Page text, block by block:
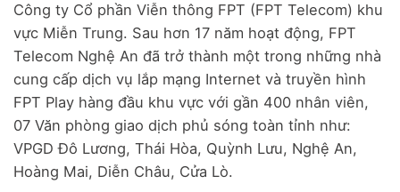
Công ty Cổ phần Viễn thông FPT (FPT Telecom) khu
vực Miễn Trung. Sau hơn 17 năm hoạt động, FPT
Telecom Nghệ An đã trở thành một trong những nhà
cung cấp dịch vụ lắp mạng Internet và truyền hình
FPT Play hàng đầu khu vực với gần 400 nhân viên,
07 Văn phòng giao dịch phủ sóng toàn tỉnh như:
VPGD Đô Lương, Thái Hòa, Quỳnh Lưu, Nghệ An,
Hoàng Mai, Diễn Châu, Cửa Lò.